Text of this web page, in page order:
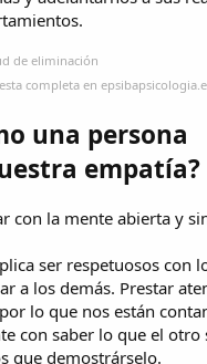
de eliminación
completa en
una persona
empatía?
con la mente abierta y
ser respetuosos con
a los demás. Prestar
lo que nos están
con saber lo que el otro
que demostrárselo.